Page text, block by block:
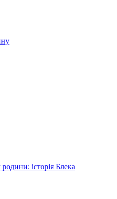
історія Блека